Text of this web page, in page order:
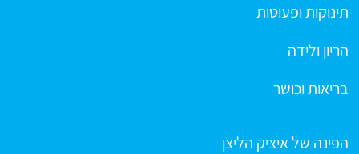
תינוקות ופעוטות
הריון ולידה
בריאות וכושר
הפינה של איציק הליצן